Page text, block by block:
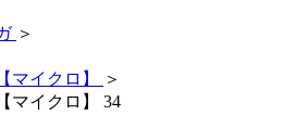
＞
マイクロ】
＞
マイクロ】 34